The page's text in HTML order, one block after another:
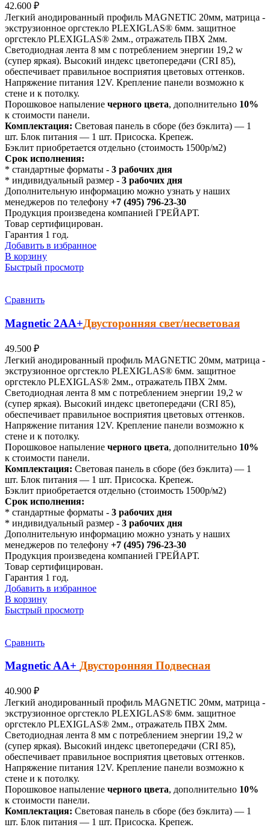
42.600 ₽
Легкий анодированный профиль MAGNETIC 20мм, матрица -
экструзионное оргстекло PLEXIGLAS® 6мм. защитное
оргстекло PLEXIGLAS® 2мм., отражатель ПВХ 2мм.
Светодиодная лента 8 мм с потреблением энергии 19,2 w
(супер яркая). Высокий индекс цветопередачи (CRI 85),
обеспечивает правильное восприятия цветовых оттенков.
Напряжение питания 12V. Крепление панели возможно к
стене и к потолку.
Порошковое напыление черного цвета, дополнительно 10%
к стоимости панели.
Комплектация: Световая панель в сборе (без бэклита) — 1
шт. Блок питания — 1 шт. Присоска. Крепеж.
Бэклит приобретается отдельно (стоимость 1500р/м2)
Срок исполнения:
* стандартные форматы - 3 рабочих дня
* индивидуальный размер - 3 рабочих дня
Дополнительную информацию можно узнать у наших
менеджеров по телефону +7 (495) 796-23-30
Продукция произведена компанией ГРЕЙАРТ.
Товар сертифицирован.
Гарантия 1 год.
Добавить в избранное
В корзину
Быстрый просмотр
Сравнить
Magnetic 2АА+Двусторонняя свет/несветовая
49.500 ₽
Легкий анодированный профиль MAGNETIC 20мм, матрица -
экструзионное оргстекло PLEXIGLAS® 6мм. защитное
оргстекло PLEXIGLAS® 2мм., отражатель ПВХ 2мм.
Светодиодная лента 8 мм с потреблением энергии 19,2 w
(супер яркая). Высокий индекс цветопередачи (CRI 85),
обеспечивает правильное восприятия цветовых оттенков.
Напряжение питания 12V. Крепление панели возможно к
стене и к потолку.
Порошковое напыление черного цвета, дополнительно 10%
к стоимости панели.
Комплектация: Световая панель в сборе (без бэклита) — 1
шт. Блок питания — 1 шт. Присоска. Крепеж.
Бэклит приобретается отдельно (стоимость 1500р/м2)
Срок исполнения:
* стандартные форматы - 3 рабочих дня
* индивидуальный размер - 3 рабочих дня
Дополнительную информацию можно узнать у наших
менеджеров по телефону +7 (495) 796-23-30
Продукция произведена компанией ГРЕЙАРТ.
Товар сертифицирован.
Гарантия 1 год.
Добавить в избранное
В корзину
Быстрый просмотр
Сравнить
MagneticAA+ Двусторонняя Подвесная
40.900 ₽
Легкий анодированный профиль MAGNETIC 20мм, матрица -
экструзионное оргстекло PLEXIGLAS® 6мм. защитное
оргстекло PLEXIGLAS® 2мм., отражатель ПВХ 2мм.
Светодиодная лента 8 мм с потреблением энергии 19,2 w
(супер яркая). Высокий индекс цветопередачи (CRI 85),
обеспечивает правильное восприятия цветовых оттенков.
Напряжение питания 12V. Крепление панели возможно к
стене и к потолку.
Порошковое напыление черного цвета, дополнительно 10%
к стоимости панели.
Комплектация: Световая панель в сборе (без бэклита) — 1
шт. Блок питания — 1 шт. Присоска. Крепеж.